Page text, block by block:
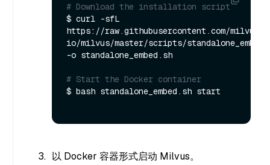
# Download the installation script
$ curl -sfL
https://raw.githubusercontent.com/milvus-
io/milvus/master/scripts/
-o standalone_embed.sh
# Start the Docker container
$ bash standalone_embed.sh start
以 Docker 容器形式启动 Milvus。